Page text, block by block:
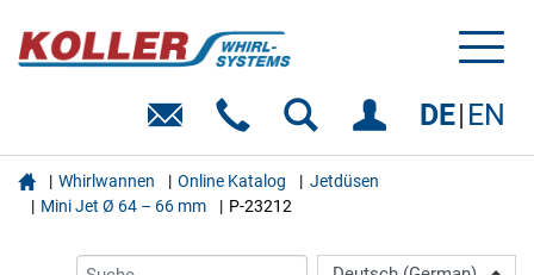
DE EN
 Whirlwannen Online Katalog
Jetdüsen
Mini Jet Ø 64 – 66 mm
P-23212